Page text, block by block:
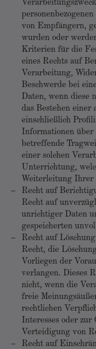
von Empfängern,
wurden oder
Kriterien für die
eines Rechts auf
Verarbeitung,
Beschwerde bei
Daten, wenn diese
das Bestehen einer
einschließlich
Informationen
betreffende
einer solchen
Unterrichtung,
Weiterleitung Ihrer
Recht auf
Recht auf
unrichtiger Daten
gespeicherten
Recht auf
Recht, die
Vorliegen der
verlangen. Dieses
nicht, wenn die
freie
rechtlichen
Interesses oder zur
Verteidigung von
Recht auf